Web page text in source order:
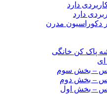
دارد
دارد
دکوراسیون مدرن
پاک کن خانگی
– بخش سوم
– بخش دوم
– بخش اول